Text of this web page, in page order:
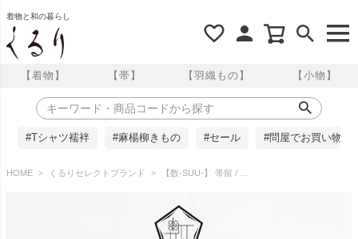
着物と和の暮らし
【着物】 【帯】 【羽織もの】 【小物】
#Tシャツ襦袢 #麻楊柳きもの #セール #問屋でお買い物
HOME くるりセレクトブランド 【数-SUU-】 帯留 / 雪うさぎ